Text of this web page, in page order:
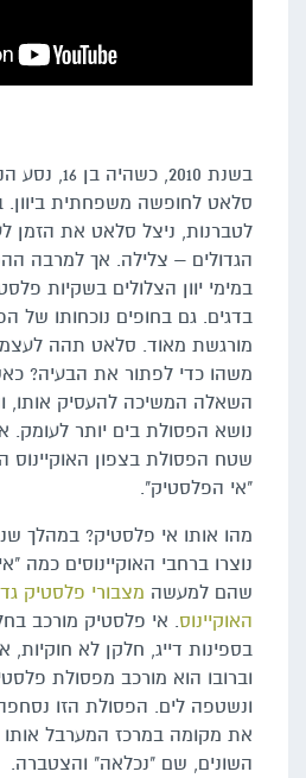
בשנת 2010,
סלאט לחופשה משפחתית ביוון.
לטברנות, ניצל סלאט את הזמן
הגדולים – צלילה. אך למרבה
במימי יוון הצלולים בשקיות
בדגים. גם בחופים נוכחותו של
מורגשת מאוד. סלאט תהה
משהו כדי לפתור את הבעיה?
השאלה המשיכה להעסיק אותו,
נושא הפסולת בים יותר לעומק.
שטח הפסולת בצפון האוקיינוס
"אי הפלסטיק".
מהו אותו אי פלסטיק? במהלך
נוצרו ברחבי האוקיינוסים כמה
שהם למעשה מצבורי פלסטיק
האוקיינוס. אי פלסטיק מורכב
בספינות דייג, חלקן לא
וברובו הוא מורכב מפסולת
ונשטפה לים. הפסולת הזו
את מקומה במרכז המערבל אותו
השונים, שם "נכלאה" והצטברה.